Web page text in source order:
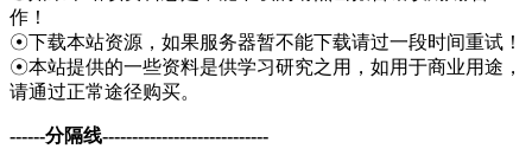
作！
☉下载本站资源，如果服务器暂不能下载请过一段时间重试！
☉本站提供的一些资料是供学习研究之用，如用于商业用途，
请通过正常途径购买。
------分隔线----------------------------